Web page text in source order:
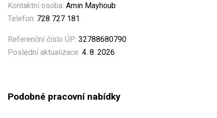
Kontaktní osoba: Amin Mayhoub
Telefon: 728 727 181
Referenční číslo ÚP: 32788680790
Poslední aktualizace: 4. 8. 2026
Podobné pracovní nabídky